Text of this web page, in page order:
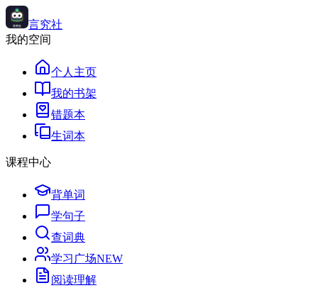
言究社
我的空间
个人主页
我的书架
错题本
生词本
课程中心
背单词
学句子
查词典
学习广场NEW
阅读理解